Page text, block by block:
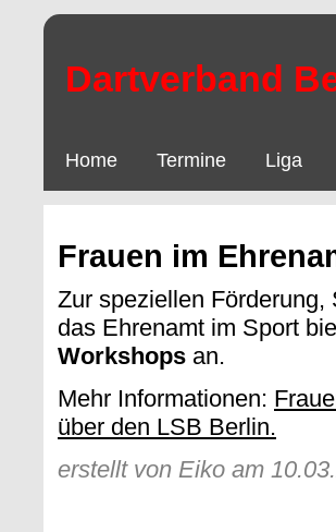
Dartverband
Home Termine Liga
Frauen im
Zur speziellen
das Ehrenamt im Sport
Workshops an.
Mehr Informationen:
über den LSB Berlin.
erstellt von Eiko am